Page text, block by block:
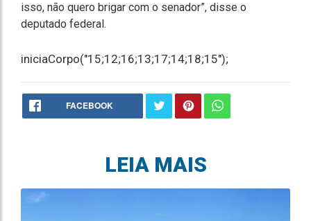
isso, não quero brigar com o senador”, disse o
deputado federal.
iniciaCorpo("15;12;16;13;17;14;18;15");
FACEBOOK
LEIA MAIS